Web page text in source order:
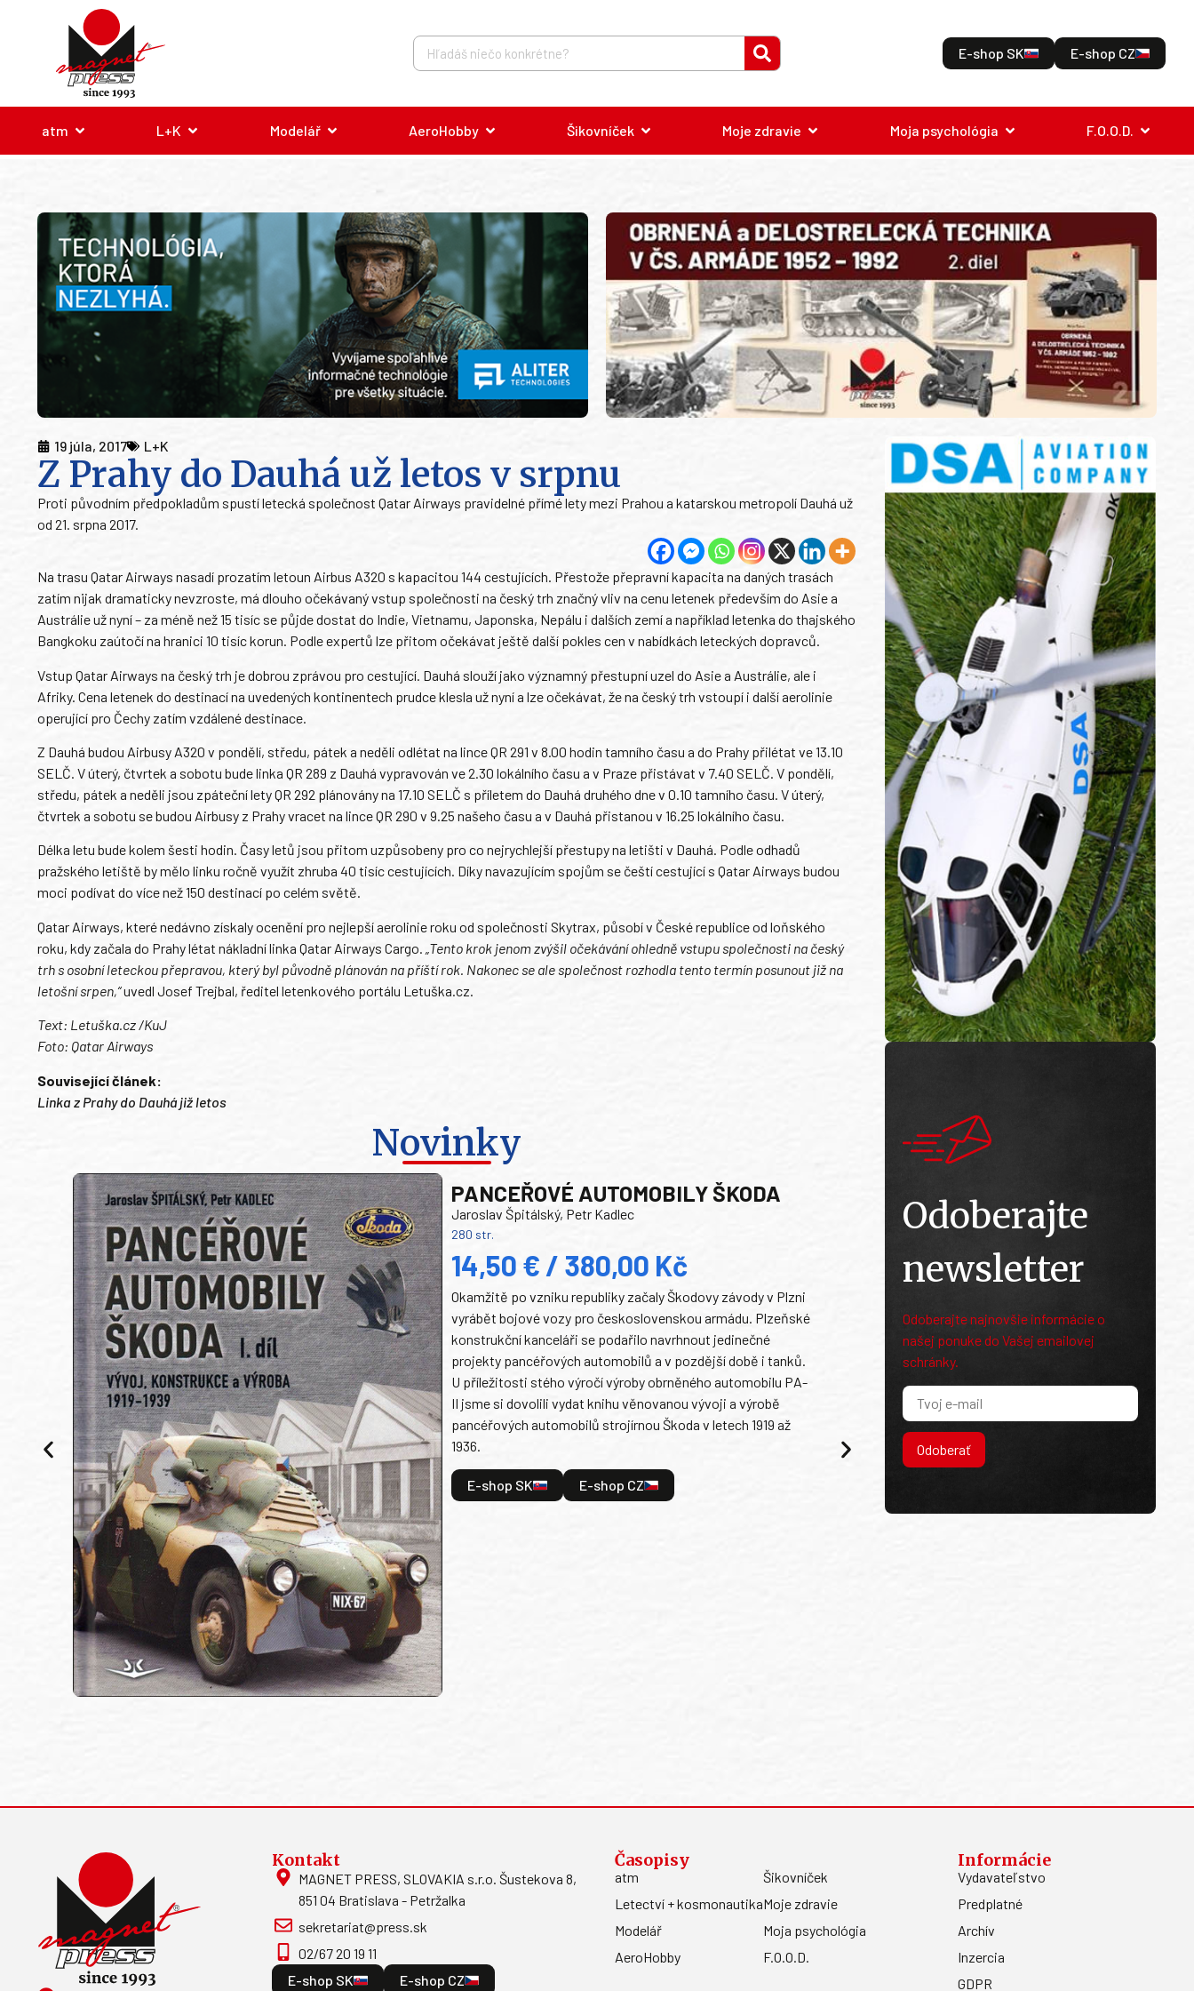
E-shop SK E-shop CZ
atm L+K Modelář AeroHobby Šikovníček Moje zdravie Moja psychológia F.O.O.D.
19 júla, 2017 L+K
Z Prahy do Dauhá už letos v srpnu
Proti původním předpokladům spustí letecká společnost Qatar Airways pravidelné přímé lety mezi Prahou a katarskou metropolí Dauhá už
od 21. srpna 2017.
Na trasu Qatar Airways nasadí prozatím letoun Airbus A320 s kapacitou 144 cestujících. Přestože přepravní kapacita na daných trasách
zatím nijak dramaticky nevzroste, má dlouho očekávaný vstup společnosti na český trh značný vliv na cenu letenek především do Asie a
Austrálie už nyní – za méně než 15 tisíc se půjde dostat do Indie, Vietnamu, Japonska, Nepálu i dalších zemí a například letenka do thajského
Bangkoku zaútočí na hranici 10 tisíc korun. Podle expertů lze přitom očekávat ještě další pokles cen v nabídkách leteckých dopravců.
Vstup Qatar Airways na český trh je dobrou zprávou pro cestující. Dauhá slouží jako významný přestupní uzel do Asie a Austrálie, ale i
Afriky. Cena letenek do destinací na uvedených kontinentech prudce klesla už nyní a lze očekávat, že na český trh vstoupí i další aerolinie
operující pro Čechy zatím vzdálené destinace.
Z Dauhá budou Airbusy A320 v pondělí, středu, pátek a neděli odlétat na lince QR 291 v 8.00 hodin tamního času a do Prahy přilétat ve 13.10
SELČ. V úterý, čtvrtek a sobotu bude linka QR 289 z Dauhá vypravován ve 2.30 lokálního času a v Praze přistávat v 7.40 SELČ. V pondělí,
středu, pátek a neděli jsou zpáteční lety QR 292 plánovány na 17.10 SELČ s příletem do Dauhá druhého dne v 0.10 tamního času. V úterý,
čtvrtek a sobotu se budou Airbusy z Prahy vracet na lince QR 290 v 9.25 našeho času a v Dauhá přistanou v 16.25 lokálního času.
Délka letu bude kolem šesti hodin. Časy letů jsou přitom uzpůsobeny pro co nejrychlejší přestupy na letišti v Dauhá. Podle odhadů
pražského letiště by mělo linku ročně využít zhruba 40 tisíc cestujících. Díky navazujícím spojům se čeští cestující s Qatar Airways budou
moci podívat do více než 150 destinací po celém světě.
Qatar Airways, které nedávno získaly ocenění pro nejlepší aerolinie roku od společnosti Skytrax, působí v České republice od loňského
roku, kdy začala do Prahy létat nákladní linka Qatar Airways Cargo.
„Tento krok jenom zvýšil očekávání ohledně vstupu společnosti na český
trh s osobní leteckou přepravou, který byl původně plánován na příští rok. Nakonec se ale společnost rozhodla tento termín posunout již na
letošní srpen,“uvedl Josef Trejbal, ředitel letenkového portálu Letuška.cz.
Text: Letuška.cz /KuJ
Foto: Qatar Airways
Související článek:
Linka z Prahy do Dauhá již letos
Novinky
PANCEŘOVÉ AUTOMOBILY ŠKODA
Jaroslav Špitálský, Petr Kadlec
280 str.
14,50 € / 380,00 Kč
Okamžitě po vzniku republiky začaly Škodovy závody v Plzni
vyrábět bojové vozy pro československou armádu. Plzeňské
konstrukční kanceláři se podařilo navrhnout jedinečné
projekty pancéřových automobilů a v pozdější době i tanků.
U příležitosti stého výročí výroby obrněného automobilu PA-
II jsme si dovolili vydat knihu věnovanou vývoji a výrobě
pancéřových automobilů strojírnou Škoda v letech 1919 až
1936.
E-shop SK E-shop CZ
Odoberajte
newsletter
Odoberajte najnovšie informácie o
našej ponuke do Vašej emailovej
schránky.
Odoberať
Kontakt
MAGNET PRESS, SLOVAKIA s.r.o. Šustekova 8,
851 04 Bratislava - Petržalka
sekretariat@press.sk
02/67 20 19 11
E-shop SK
E-shop CZ
Časopisy
atm
Letectví + kosmonautika
Modelář
AeroHobby
Šikovníček
Moje zdravie
Moja psychológia
F.O.O.D.
Informácie
Vydavateľstvo
Predplatné
Archív
Inzercia
GDPR